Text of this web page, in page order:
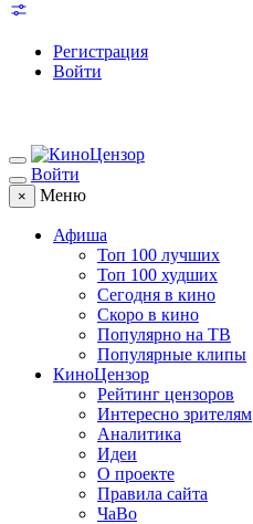
Регистрация
Войти
Войти
× Меню
Афиша
Топ 100 лучших
Топ 100 худших
Сегодня в кино
Скоро в кино
Популярно на ТВ
Популярные клипы
КиноЦензор
Рейтинг цензоров
Интересно зрителям
Аналитика
Идеи
О проекте
Правила сайта
ЧаВо